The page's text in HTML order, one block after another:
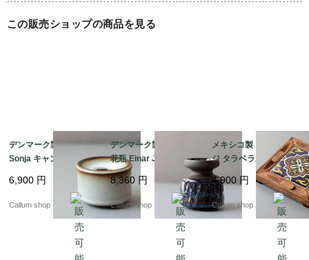
この販売ショップの商品を見る
デンマーク製 SOHOLM
Sonja キャンドルスタ
ンド 花瓶 北欧 花器 ス
ーホルム 一輪挿し ホル
ダー 燭台 ヴィンテージ
6,900 円
Callum shop
デンマーク製 SOHOLM
花瓶 Einar Johansen
ネイビー 北欧 花器 ス
ーホルム 一輪挿し キャ
ンドルスタンド ホルダ
ー ヴィンテージ_2607
8,360 円
Callum shop
メキシコ製 ヴィンテー
ジ タラベラ風タイルと
木製のトリベット 陶板
オブジェ 花台やトレー
としても フォークアー
ト アンティーク_2607
4,900 円
Callum shop